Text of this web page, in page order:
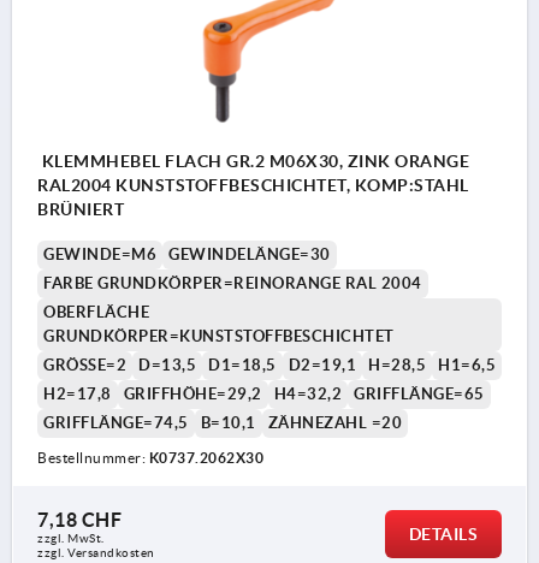
KLEMMHEBEL FLACH GR.2 M06X30, ZINK ORANGE
RAL2004 KUNSTSTOFFBESCHICHTET, KOMP:STAHL
BRÜNIERT
GEWINDE=M6
GEWINDELÄNGE=30
FARBE GRUNDKÖRPER=REINORANGE RAL 2004
OBERFLÄCHE
GRUNDKÖRPER=KUNSTSTOFFBESCHICHTET
GRÖSSE=2
D=13,5 D1=18,5 D2=19,1 H=28,5
H1=6,5
H2=17,8
GRIFFHÖHE=29,2 H4=32,2
GRIFFLÄNGE=65
GRIFFLÄNGE=74,5
B=10,1 ZÄHNEZAHL =20
Bestellnummer: K0737.2062X30
7,18 CHF
zzgl. MwSt.
zzgl. Versandkosten
DETAILS